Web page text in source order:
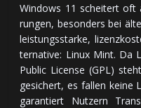
Windows 11 schei­tert
run­gen, be­son­ders bei
leis­tungs­starke,
ter­na­tive: Linux Mint. Da
Public License (GPL)
ge­si­chert, es fallen keine
ga­ran­tiert Nutzern